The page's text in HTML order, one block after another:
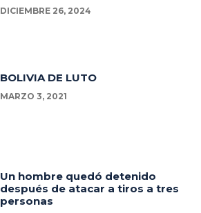
DICIEMBRE 26, 2024
BOLIVIA DE LUTO
MARZO 3, 2021
Un hombre quedó detenido
después de atacar a tiros a tres
personas